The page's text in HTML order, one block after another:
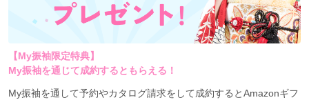
【My振袖限定特典】
My振袖を通じて成約するともらえる！
My振袖を通して予約やカタログ請求をして成約するとAmazonギフ